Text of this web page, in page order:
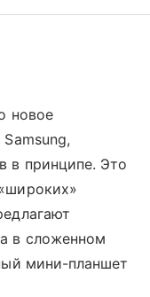
новое
в принципе. Это
в сложенном
мини-планшет